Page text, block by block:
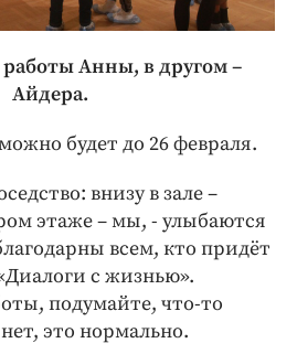
Анны, в другом –
Айдера.
будет до 26 февраля.
внизу в зале –
этаже – мы, - улыбаются
всем, кто придёт
с жизнью».
подумайте, что-то
это нормально.